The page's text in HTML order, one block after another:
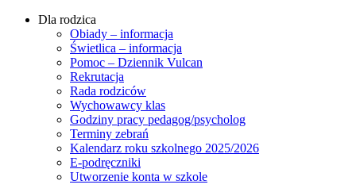
Dla rodzica
Obiady – informacja
Świetlica – informacja
Pomoc – Dziennik Vulcan
Rekrutacja
Rada rodziców
Wychowawcy klas
Godziny pracy pedagog/psycholog
Terminy zebrań
Kalendarz roku szkolnego 2025/2026
E-podręczniki
Utworzenie konta w szkole